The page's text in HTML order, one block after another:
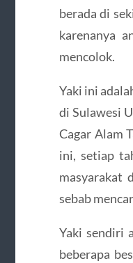
berada di
karenanya
mencolok.
Yaki ini
di Sulawesi
Cagar Alam
ini, setiap
masyarakat
sebab
Yaki sendiri
beberapa